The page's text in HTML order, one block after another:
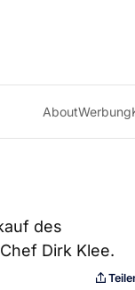
AboutWerbung
des
Dirk Klee.